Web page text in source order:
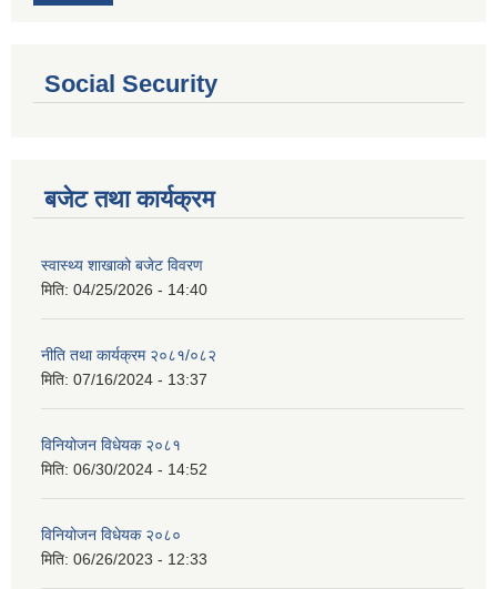
Social Security
बजेट तथा कार्यक्रम
स्वास्थ्य शाखाको बजेट विवरण
मिति: 04/25/2026 - 14:40
नीति तथा कार्यक्रम २०८१/०८२
मिति: 07/16/2024 - 13:37
विनियोजन विधेयक २०८१
मिति: 06/30/2024 - 14:52
विनियोजन विधेयक २०८०
मिति: 06/26/2023 - 12:33